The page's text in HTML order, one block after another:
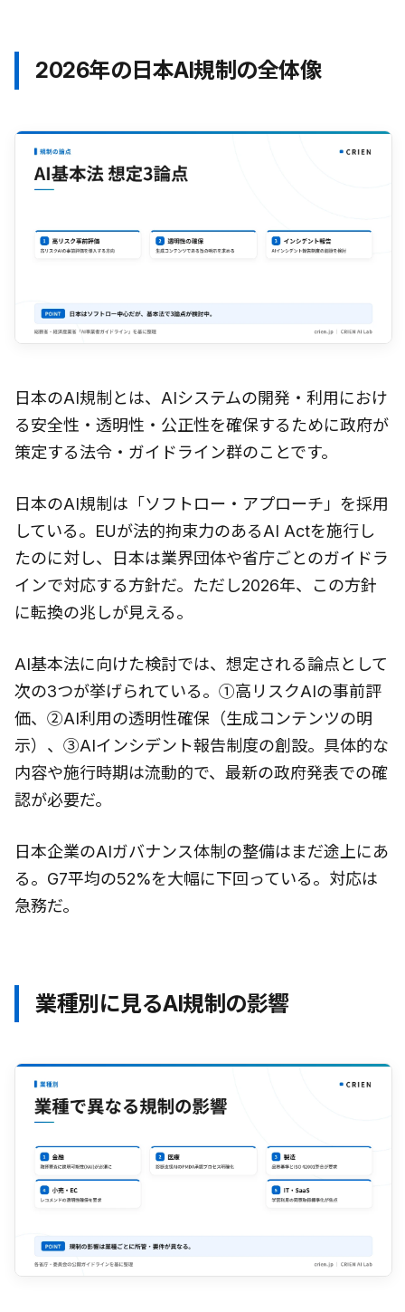
2026年の日本AI規制の全体像
日本のAI規制とは、AIシステムの開発・利用におけ
る安全性・透明性・公正性を確保するために政府が
策定する法令・ガイドライン群のことです。
日本のAI規制は「ソフトロー・アプローチ」を採用
している。EUが法的拘束力のあるAI Actを施行し
たのに対し、日本は業界団体や省庁ごとのガイドラ
インで対応する方針だ。ただし2026年、この方針
に転換の兆しが見える。
AI基本法に向けた検討では、想定される論点として
次の3つが挙げられている。①高リスクAIの事前評
価、②AI利用の透明性確保（生成コンテンツの明
示）、③AIインシデント報告制度の創設。具体的な
内容や施行時期は流動的で、最新の政府発表での確
認が必要だ。
日本企業のAIガバナンス体制の整備はまだ途上にあ
る。G7平均の52%を大幅に下回っている。対応は
急務だ。
業種別に見るAI規制の影響